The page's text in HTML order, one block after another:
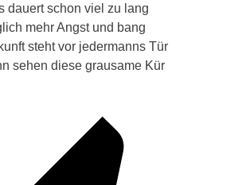
dauert schon viel zu lang
mehr Angst und bang
steht vor jedermanns Tür
sehen diese grausame Kür